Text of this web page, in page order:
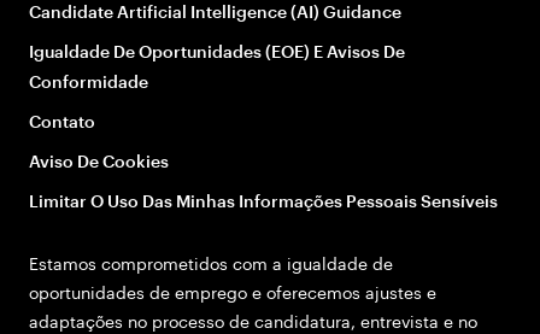
Candidate Artificial Intelligence (AI) Guidance
Igualdade De Oportunidades (EOE) E Avisos De
Conformidade
Contato
Aviso De Cookies
Limitar O Uso Das Minhas Informações Pessoais Sensíveis
Estamos comprometidos com a igualdade de
oportunidades de emprego e oferecemos ajustes e
adaptações no processo de candidatura, entrevista e no